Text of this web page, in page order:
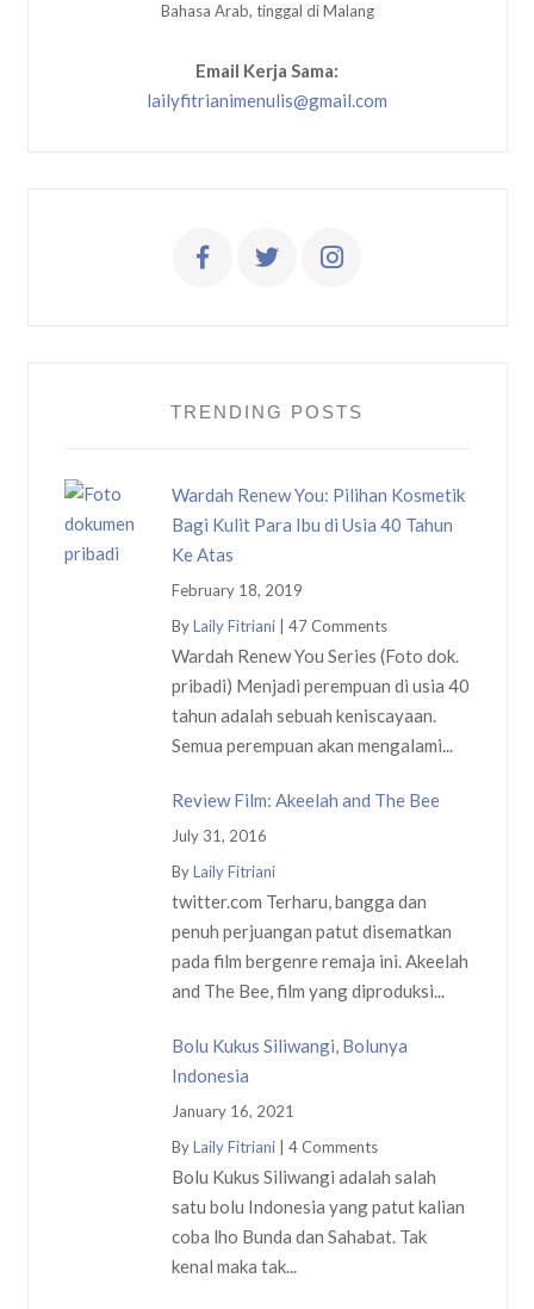
Bahasa Arab, tinggal di Malang
Email Kerja Sama:
lailyfitrianimenulis@gmail.com
TRENDING POSTS
Wardah Renew You: Pilihan Kosmetik
Bagi Kulit Para Ibu di Usia 40 Tahun
Ke Atas
February 18, 2019
ByLaily Fitriani| 47 Comments
Wardah Renew You Series (Foto dok.
pribadi) Menjadi perempuan di usia 40
tahun adalah sebuah keniscayaan.
Semua perempuan akan mengalami...
Review Film: Akeelah and The Bee
July 31, 2016
ByLaily Fitriani
twitter.com Terharu, bangga dan
penuh perjuangan patut disematkan
pada film bergenre remaja ini. Akeelah
and The Bee, film yang diproduksi...
Bolu Kukus Siliwangi, Bolunya
Indonesia
January 16, 2021
ByLaily Fitriani| 4 Comments
Bolu Kukus Siliwangi adalah salah
satu bolu Indonesia yang patut kalian
coba lho Bunda dan Sahabat. Tak
kenal maka tak...